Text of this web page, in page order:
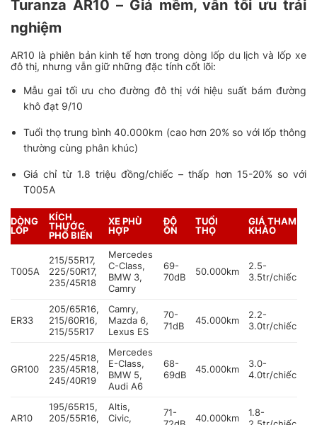
Turanza AR10 – Giá mềm, vẫn tối ưu trải
nghiệm
AR10 là phiên bản kinh tế hơn trong dòng lốp du lịch và lốp xe
đô thị, nhưng vẫn giữ những đặc tính cốt lõi:
Mẫu gai tối ưu cho đường đô thị với hiệu suất bám đường
khô đạt 9/10
Tuổi thọ trung bình 40.000km (cao hơn 20% so với lốp thông
thường cùng phân khúc)
Giá chỉ từ 1.8 triệu đồng/chiếc – thấp hơn 15-20% so với
T005A
DÒNG
LỐP
KÍCH
THƯỚC
PHỔ BIẾN
XE PHÙ
HỢP
ĐỘ
ỒN
TUỔI
THỌ
GIÁ THAM
KHẢO
T005A
215/55R17,
225/50R17,
235/45R18
Mercedes
C-Class,
BMW 3,
Camry
69-
70dB
50.000km
2.5-
3.5tr/chiếc
ER33
205/65R16,
215/60R16,
215/55R17
Camry,
Mazda 6,
Lexus ES
70-
71dB
45.000km
2.2-
3.0tr/chiếc
GR100
225/45R18,
235/45R18,
245/40R19
Mercedes
E-Class,
BMW 5,
Audi A6
68-
69dB
45.000km
3.0-
4.0tr/chiếc
AR10
195/65R15,
205/55R16,
Altis,
Civic,
71-
40.000km
1.8-